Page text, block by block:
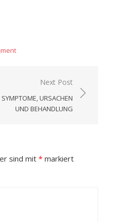
Next Post
URSACHEN
UND BEHANDLUNG
sind mit * markiert